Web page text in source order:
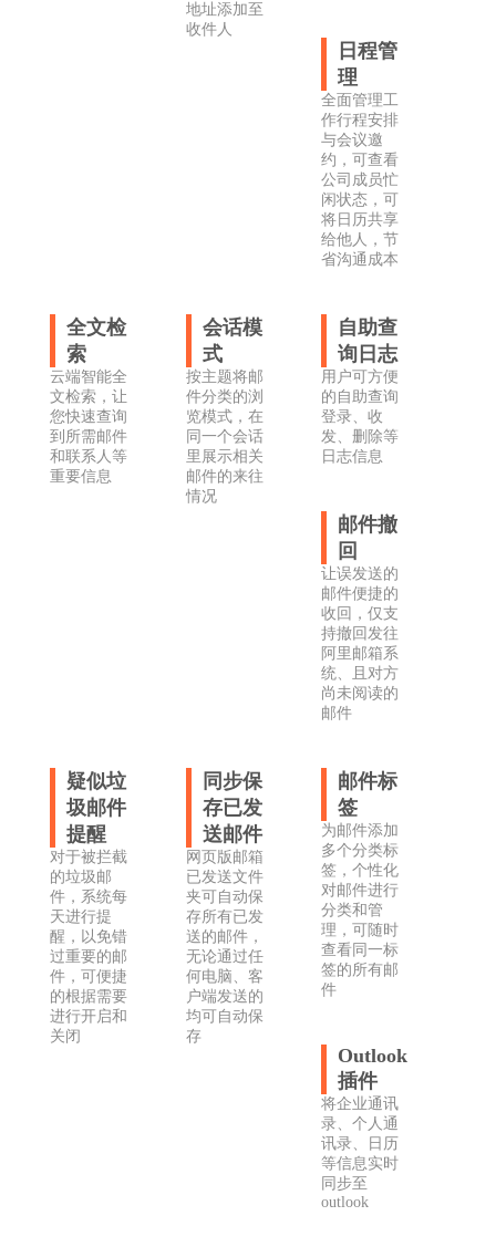
地址添加至
收件人
日程管
理
全面管理工
作行程安排
与会议邀
约，可查看
公司成员忙
闲状态，可
将日历共享
给他人，节
省沟通成本
全文检
索
云端智能全
文检索，让
您快速查询
到所需邮件
和联系人等
重要信息
会话模
式
按主题将邮
件分类的浏
览模式，在
同一个会话
里展示相关
邮件的来往
情况
自助查
询日志
用户可方便
的自助查询
登录、收
发、删除等
日志信息
邮件撤
回
让误发送的
邮件便捷的
收回，仅支
持撤回发往
阿里邮箱系
统、且对方
尚未阅读的
邮件
疑似垃
圾邮件
提醒
对于被拦截
的垃圾邮
件，系统每
天进行提
醒，以免错
过重要的邮
件，可便捷
的根据需要
进行开启和
关闭
同步保
存已发
送邮件
网页版邮箱
已发送文件
夹可自动保
存所有已发
送的邮件，
无论通过任
何电脑、客
户端发送的
均可自动保
存
邮件标
签
为邮件添加
多个分类标
签，个性化
对邮件进行
分类和管
理，可随时
查看同一标
签的所有邮
件
Outlook
插件
将企业通讯
录、个人通
讯录、日历
等信息实时
同步至
outlook